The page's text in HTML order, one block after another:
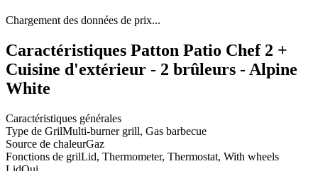
Chargement des données de prix...
Caractéristiques Patton Patio Chef 2 +
Cuisine d'extérieur - 2 brûleurs - Alpine
White
Caractéristiques générales
Type de GrilMulti-burner grill, Gas barbecue
Source de chaleurGaz
Fonctions de grilLid, Thermometer, Thermostat, With wheels